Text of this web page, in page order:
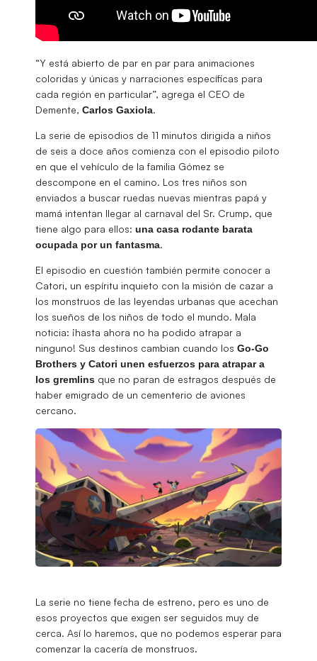
“Y está abierto de par en par para animaciones
coloridas y únicas y narraciones específicas para
cada región en particular”, agrega el CEO de
Demente, Carlos Gaxiola.
La serie de episodios de 11 minutos dirigida a niños
de seis a doce años comienza con el episodio piloto
en que el vehículo de la familia Gómez se
descompone en el camino. Los tres niños son
enviados a buscar ruedas nuevas mientras papá y
mamá intentan llegar al carnaval del Sr. Crump, que
tiene algo para ellos: una casa rodante barata
ocupada por un fantasma.
El episodio en cuestión también permite conocer a
Catori, un espíritu inquieto con la misión de cazar a
los monstruos de las leyendas urbanas que acechan
los sueños de los niños de todo el mundo. Mala
noticia: ¡hasta ahora no ha podido atrapar a
ninguno! Sus destinos cambian cuando los Go-Go
Brothers y Catori unen esfuerzos para atrapar a
los gremlins que no paran de estragos después de
haber emigrado de un cementerio de aviones
cercano.
La serie no tiene fecha de estreno, pero es uno de
esos proyectos que exigen ser seguidos muy de
cerca. Así lo haremos, que no podemos esperar para
comenzar la cacería de monstruos.